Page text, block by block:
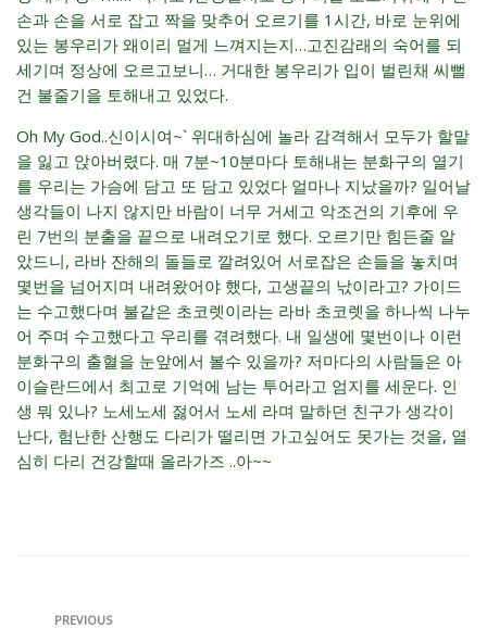
손과 손을 서로 잡고 짝을 맞추어 오르기를 1시간, 바로 눈위에
있는 봉우리가 왜이리 멀게 느껴지는지…고진감래의 숙어를 되
세기며 정상에 오르고보니… 거대한 봉우리가 입이 벌린채 씨뻘
건 불줄기을 토해내고 있었다.
Oh My God..신이시여~` 위대하심에 놀라 감격해서 모두가 할말
을 잃고 앉아버렸다. 매 7분~10분마다 토해내는 분화구의 열기
를 우리는 가슴에 담고 또 담고 있었다 얼마나 지났을까? 일어날
생각들이 나지 않지만 바람이 너무 거세고 악조건의 기후에 우
린 7번의 분출을 끝으로 내려오기로 했다. 오르기만 힘든줄 알
았드니, 라바 잔해의 돌들로 깔려있어 서로잡은 손들을 놓치며
몇번을 넘어지며 내려왔어야 했다, 고생끝의 낛이라고? 가이드
는 수고했다며 불같은 초코렛이라는 라바 초코렛을 하나씩 나누
어 주며 수고했다고 우리를 겪려했다. 내 일생에 몇번이나 이런
분화구의 출혈을 눈앞에서 볼수 있을까? 저마다의 사람들은 아
이슬란드에서 최고로 기억에 남는 투어라고 엄지를 세운다. 인
생 뭐 있나? 노세노세 젏어서 노세 라며 말하던 친구가 생각이
난다, 험난한 산행도 다리가 떨리면 가고싶어도 못가는 것을, 열
심히 다리 건강할때 올라가즈 ..아~~
PREVIOUS